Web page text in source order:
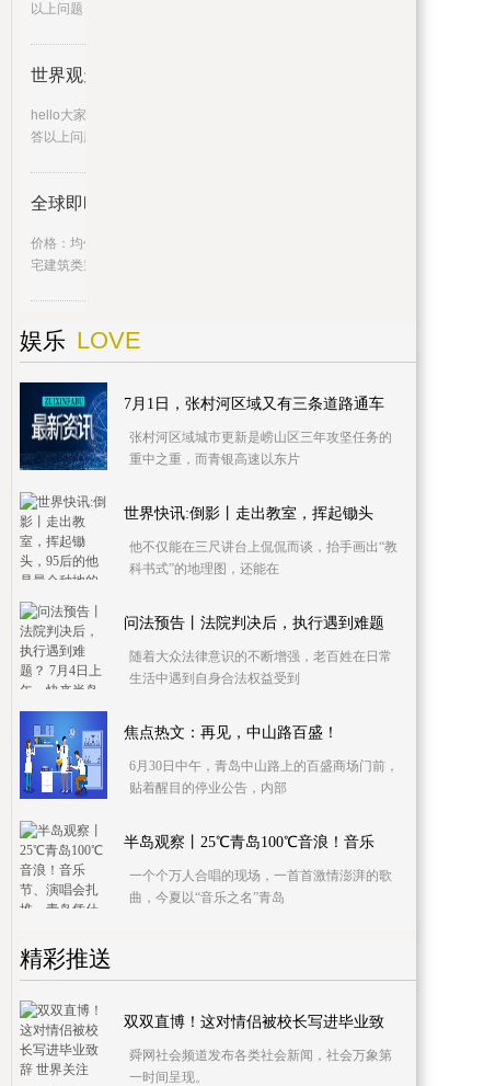
以上问题，穿越火线道具城
世界观天下！姜文有哪些绯闻_他
hello大家好，我是城乡经济网小晟来为大家解
答以上问题，姜文有哪些绯
全球即时：邵阳中梁壹号院户型图
价格：均价约5000元 平方米物业类别：普通住
宅建筑类别：板塔结合高层
娱乐 LOVE
7月1日，张村河区域又有三条道路通车
张村河区域城市更新是崂山区三年攻坚任务的
重中之重，而青银高速以东片
世界快讯:倒影丨走出教室，挥起锄头
他不仅能在三尺讲台上侃侃而谈，抬手画出“教
科书式”的地理图，还能在
问法预告丨法院判决后，执行遇到难题
随着大众法律意识的不断增强，老百姓在日常
生活中遇到自身合法权益受到
焦点热文：再见，中山路百盛！
6月30日中午，青岛中山路上的百盛商场门前，
贴着醒目的停业公告，内部
半岛观察丨25℃青岛100℃音浪！音乐
一个个万人合唱的现场，一首首激情澎湃的歌
曲，今夏以“音乐之名”青岛
精彩推送
双双直博！这对情侣被校长写进毕业致
舜网社会频道发布各类社会新闻，社会万象第
一时间呈现。